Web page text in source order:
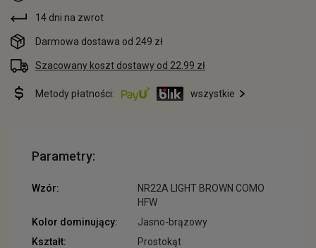
14 dni na zwrot
Darmowa dostawa od 249 zł
Szacowany koszt dostawy od 22.99 zł
Metody płatności: wszystkie
Parametry:
Wzór:
NR22A LIGHT BROWN COMO
HFW
Kolor dominujący:
Jasno-brązowy
Kształt:
Prostokąt